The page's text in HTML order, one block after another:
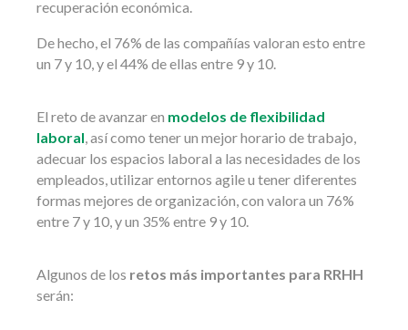
recuperación económica.
De hecho, el 76% de las compañías valoran esto entre
un 7 y 10, y el 44% de ellas entre 9 y 10.
El reto de avanzar en modelos de flexibilidad
laboral, así como tener un mejor horario de trabajo,
adecuar los espacios laboral a las necesidades de los
empleados, utilizar entornos agile u tener diferentes
formas mejores de organización, con valora un 76%
entre 7 y 10, y un 35% entre 9 y 10.
Algunos de los retos más importantes para RRHH
serán: